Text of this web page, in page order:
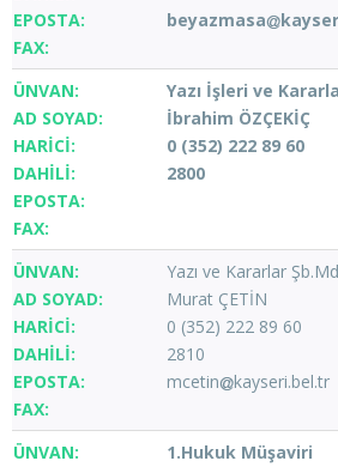
beyazmasa
Yazı İşleri ve
İbrahim ÖZÇEKİÇ
0 (352) 222 89 60
2800
Yazı ve Kararlar
Murat ÇETİN
0 (352) 222 89 60
2810
mcetin
kayseri.bel.tr
1.Hukuk Müşaviri